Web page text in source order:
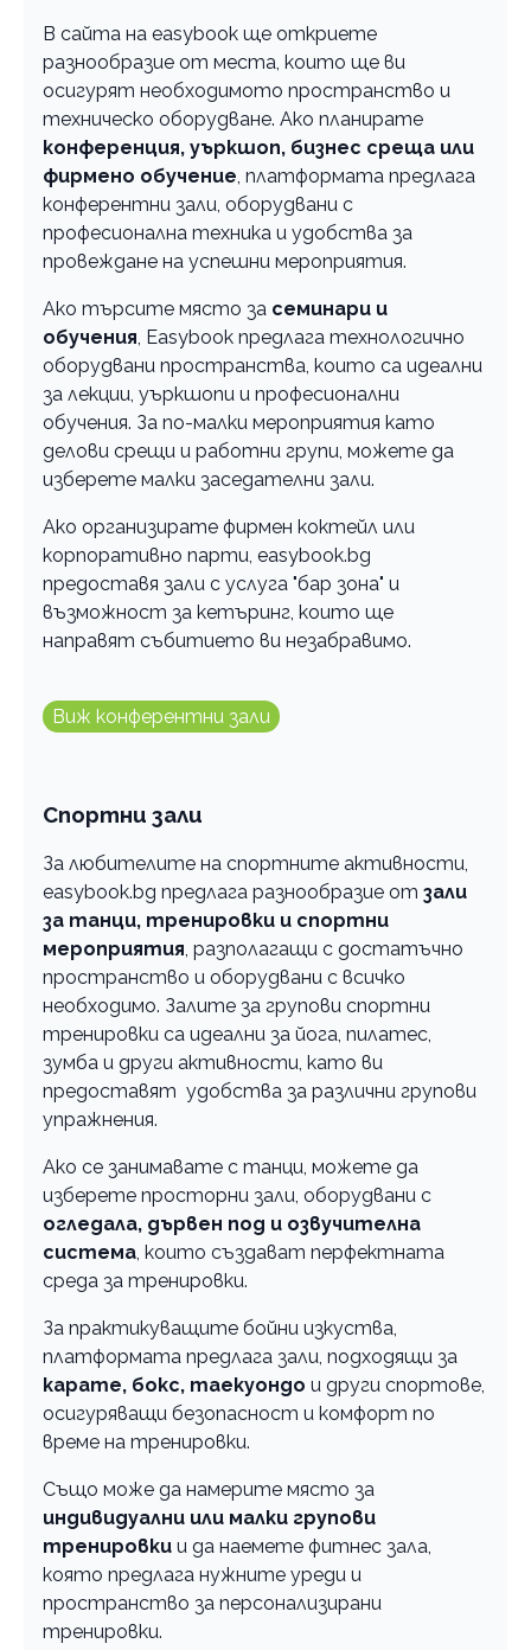
В сайта на easybook ще откриете
разнообразие от места, които ще ви
осигурят необходимото пространство и
техническо оборудване. Ако планирате
конференция, уъркшоп, бизнес среща или
фирмено обучение, платформата предлага
конферентни зали, оборудвани с
професионална техника и удобства за
провеждане на успешни мероприятия.
Ако търсите място за семинари и
обучения, Easybook предлага технологично
оборудвани пространства, които са идеални
за лекции, уъркшопи и професионални
обучения. За по-малки мероприятия като
делови срещи и работни групи, можете да
изберете малки заседателни зали.
Ако организирате фирмен коктейл или
корпоративно парти, easybook.bg
предоставя зали с услуга "бар зона" и
възможност за кетъринг, които ще
направят събитието ви незабравимо.
Виж конферентни зали
Спортни зали
За любителите на спортните активности,
easybook.bg предлага разнообразие от зали
за танци, тренировки и спортни
мероприятия , разполагащи с достатъчно
пространство и оборудвани с всичко
необходимо. Залите за групови спортни
тренировки са идеални за йога, пилатес,
зумба и други активности, като ви
предоставят удобства за различни групови
упражнения.
Ако се занимавате с танци, можете да
изберете просторни зали, оборудвани с
огледала, дървен под и озвучителна
система , които създават перфектната
среда за тренировки.
За практикуващите бойни изкуства,
платформата предлага зали, подходящи за
карате, бокс, таекуондо и други спортове,
осигуряващи безопасност и комфорт по
време на тренировки.
Също може да намерите място за
индивидуални или малки групови
тренировки и да наемете фитнес зала,
която предлага нужните уреди и
пространство за персонализирани
тренировки.